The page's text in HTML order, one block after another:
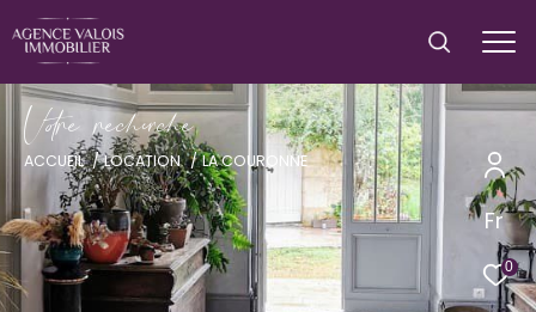
Fr
0
Vore recece
ACCUEIL LOCATION LA COURONNE